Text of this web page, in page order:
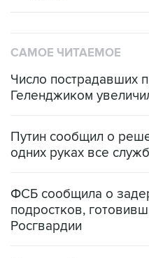
САМОЕ ЧИТАЕМОЕ
Число пострадавших
Геленджиком
Путин сообщил о
одних руках все
ФСБ сообщила о
подростков,
Росгвардии